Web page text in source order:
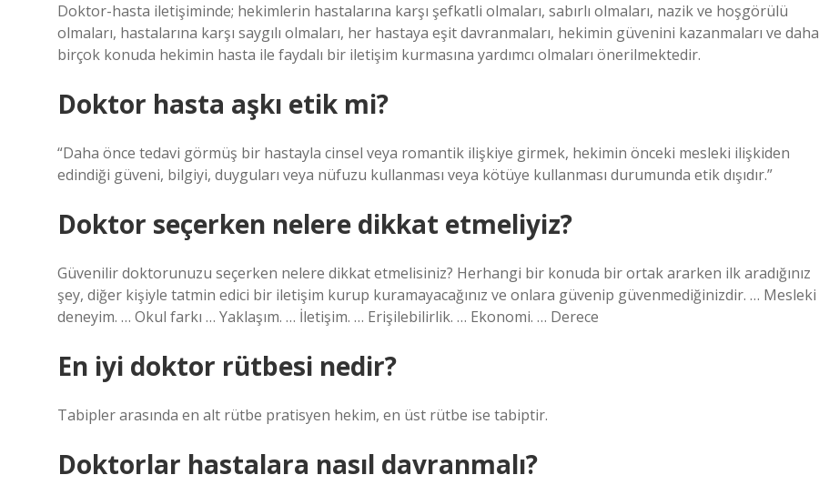
Doktor-hasta iletişiminde; hekimlerin hastalarına karşı şefkatli olmaları, sabırlı olmaları, nazik ve hoşgörülü
olmaları, hastalarına karşı saygılı olmaları, her hastaya eşit davranmaları, hekimin güvenini kazanmaları ve daha
birçok konuda hekimin hasta ile faydalı bir iletişim kurmasına yardımcı olmaları önerilmektedir.
Doktor hasta aşkı etik mi?
“Daha önce tedavi görmüş bir hastayla cinsel veya romantik ilişkiye girmek, hekimin önceki mesleki ilişkiden
edindiği güveni, bilgiyi, duyguları veya nüfuzu kullanması veya kötüye kullanması durumunda etik dışıdır.”
Doktor seçerken nelere dikkat etmeliyiz?
Güvenilir doktorunuzu seçerken nelere dikkat etmelisiniz? Herhangi bir konuda bir ortak ararken ilk aradığınız
şey, diğer kişiyle tatmin edici bir iletişim kurup kuramayacağınız ve onlara güvenip güvenmediğinizdir. … Mesleki
deneyim. … Okul farkı … Yaklaşım. … İletişim. … Erişilebilirlik. … Ekonomi. … Derece
En iyi doktor rütbesi nedir?
Tabipler arasında en alt rütbe pratisyen hekim, en üst rütbe ise tabiptir.
Doktorlar hastalara nasıl davranmalı?